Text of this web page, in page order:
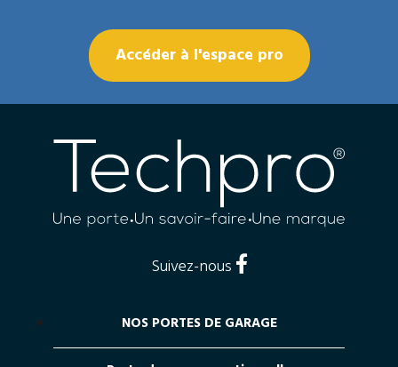
Accéder à l'espace pro
Suivez-nous
NOS PORTES DE GARAGE